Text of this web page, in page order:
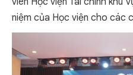
niệm của Học viện cho các